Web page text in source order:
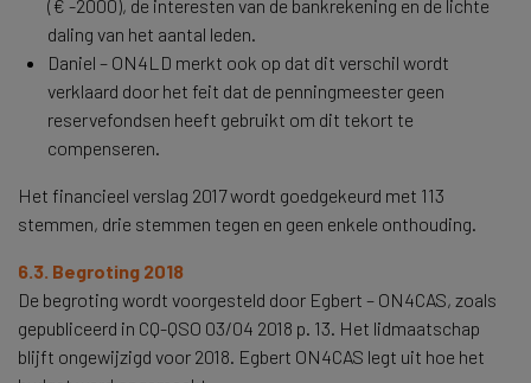
(€ -2000), de interesten van de bankrekening en de lichte
daling van het aantal leden.
Daniel – ON4LD merkt ook op dat dit verschil wordt
verklaard door het feit dat de penningmeester geen
reservefondsen heeft gebruikt om dit tekort te
compenseren.
Het financieel verslag 2017 wordt goedgekeurd met 113
stemmen, drie stemmen tegen en geen enkele onthouding.
6.3. Begroting 2018
De begroting wordt voorgesteld door Egbert – ON4CAS, zoals
gepubliceerd in CQ-QSO 03/04 2018 p. 13. Het lidmaatschap
blijft ongewijzigd voor 2018. Egbert ON4CAS legt uit hoe het